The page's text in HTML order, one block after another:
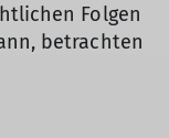
Folgen
betrachten